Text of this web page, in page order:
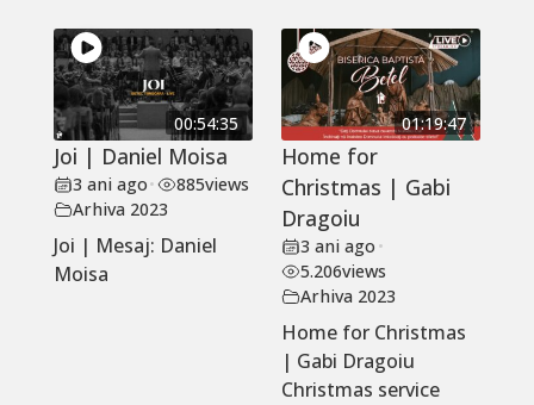
00:54:35
Joi | Daniel Moisa
3 ani ago• 885views
Arhiva 2023
Joi | Mesaj: Daniel
Moisa
01:19:47
Home for
Christmas | Gabi
Dragoiu
3 ani ago •
5.206views
Arhiva 2023
Home for Christmas
| Gabi Dragoiu
Christmas service